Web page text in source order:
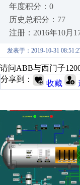
年度积分：0
历史总积分：77
注册：2016年10月
发表于：2019-10-31
请问ABB与西门子
分享到：
收藏